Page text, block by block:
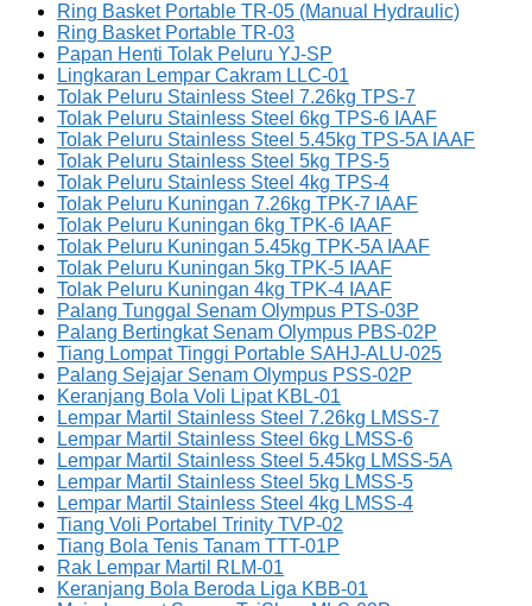
Ring Basket Portable TR-05 (Manual Hydraulic)
Ring Basket Portable TR-03
Papan Henti Tolak Peluru YJ-SP
Lingkaran Lempar Cakram LLC-01
Tolak Peluru Stainless Steel 7.26kg TPS-7
Tolak Peluru Stainless Steel 6kg TPS-6 IAAF
Tolak Peluru Stainless Steel 5.45kg TPS-5A IAAF
Tolak Peluru Stainless Steel 5kg TPS-5
Tolak Peluru Stainless Steel 4kg TPS-4
Tolak Peluru Kuningan 7.26kg TPK-7 IAAF
Tolak Peluru Kuningan 6kg TPK-6 IAAF
Tolak Peluru Kuningan 5.45kg TPK-5A IAAF
Tolak Peluru Kuningan 5kg TPK-5 IAAF
Tolak Peluru Kuningan 4kg TPK-4 IAAF
Palang Tunggal Senam Olympus PTS-03P
Palang Bertingkat Senam Olympus PBS-02P
Tiang Lompat Tinggi Portable SAHJ-ALU-025
Palang Sejajar Senam Olympus PSS-02P
Keranjang Bola Voli Lipat KBL-01
Lempar Martil Stainless Steel 7.26kg LMSS-7
Lempar Martil Stainless Steel 6kg LMSS-6
Lempar Martil Stainless Steel 5.45kg LMSS-5A
Lempar Martil Stainless Steel 5kg LMSS-5
Lempar Martil Stainless Steel 4kg LMSS-4
Tiang Voli Portabel Trinity TVP-02
Tiang Bola Tenis Tanam TTT-01P
Rak Lempar Martil RLM-01
Keranjang Bola Beroda Liga KBB-01